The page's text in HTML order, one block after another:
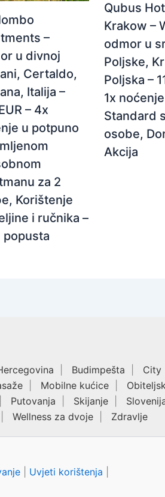
–
u divnoj
Certaldo,
Italija –
– 4x
u potpuno
za 2
Korištenje
i ručnika –
popusta
Qubus
Krakow –
odmor u
Poljske,
Poljska –
1x
Standard
osobe,
Akcija
Budimpešta City
Mobilne kućice
Putovanja Skijanje
Wellness za dvoje Zdravlje
| Uvjeti korištenja